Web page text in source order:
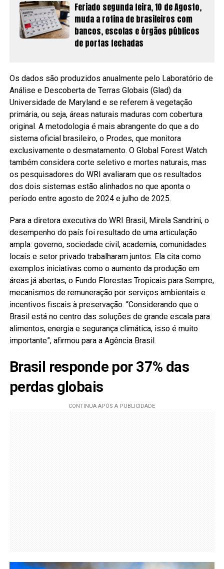
Feriado segunda feira, 10 de Agosto,
muda a rotina de brasileiros com
bancos, escolas e órgãos públicos
de portas fechadas
Os dados são produzidos anualmente pelo Laboratório de
Análise e Descoberta de Terras Globais (Glad) da
Universidade de Maryland e se referem à vegetação
primária, ou seja, áreas naturais maduras com cobertura
original. A metodologia é mais abrangente do que a do
sistema oficial brasileiro, o Prodes, que monitora
exclusivamente o desmatamento. O Global Forest Watch
também considera corte seletivo e mortes naturais, mas
os pesquisadores do WRI avaliaram que os resultados
dos dois sistemas estão alinhados no que aponta o
período entre agosto de 2024 e julho de 2025.
Para a diretora executiva do WRI Brasil, Mirela Sandrini, o
desempenho do país foi resultado de uma articulação
ampla: governo, sociedade civil, academia, comunidades
locais e setor privado trabalharam juntos. Ela cita como
exemplos iniciativas como o aumento da produção em
áreas já abertas, o Fundo Florestas Tropicais para Sempre,
mecanismos de remuneração por serviços ambientais e
incentivos fiscais à preservação. “Considerando que o
Brasil está no centro das soluções de grande escala para
alimentos, energia e segurança climática, isso é muito
importante”, afirmou para a Agência Brasil.
Brasil responde por 37% das
perdas globais